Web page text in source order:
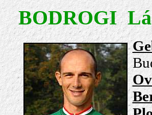
BODROGI